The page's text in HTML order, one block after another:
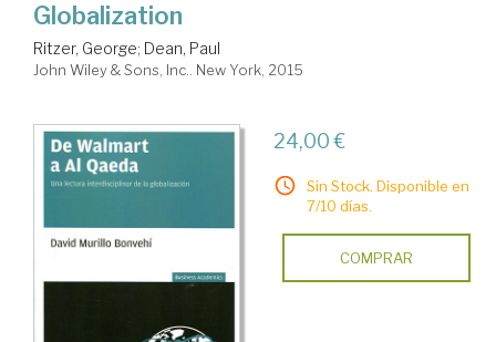
Globalization
Ritzer, George; Dean, Paul
John Wiley & Sons, Inc.. New York, 2015
24,00 €
Sin Stock. Disponible en
7/10 días.
COMPRAR